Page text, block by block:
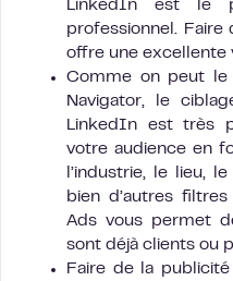
LinkedIn est le
professionnel.
offre une excellente
Comme on peut le
Navigator, le
LinkedIn est très
votre audience en
l’industrie, le lieu,
bien d’autres
Ads vous permet
sont déjà clients ou
Faire de la